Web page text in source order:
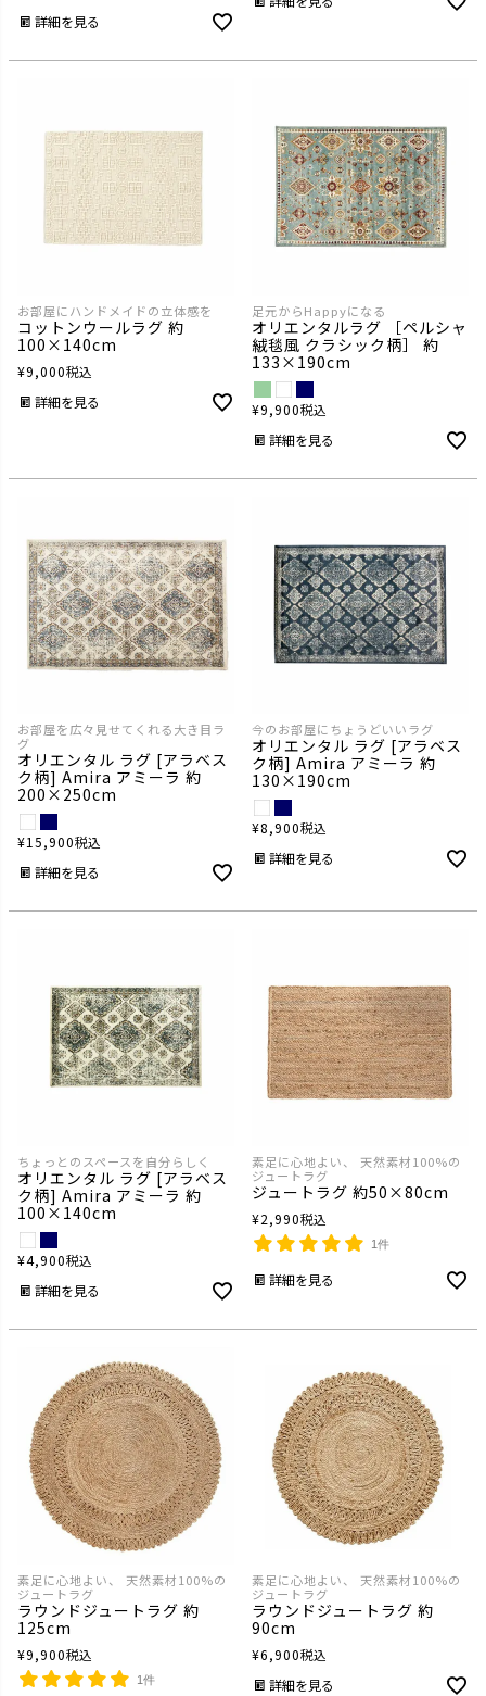
詳細を見る
お部屋にハンドメイドの立体感を
コットンウールラグ 約
100×140cm
¥9,000税込
詳細を見る
足元からHappyになる
オリエンタルラグ ［ペルシャ
絨毯風 クラシック柄］ 約
133×190cm
¥9,900税込
詳細を見る
お部屋を広々見せてくれる大き目ラ
グ
オリエンタル ラグ [アラベス
ク柄] Amira アミーラ 約
200×250cm
¥15,900税込
詳細を見る
今のお部屋にちょうどいいラグ
オリエンタル ラグ [アラベス
ク柄] Amira アミーラ 約
130×190cm
¥8,900税込
詳細を見る
ちょっとのスペースを自分らしく
オリエンタル ラグ [アラベス
ク柄] Amira アミーラ 約
100×140cm
¥4,900税込
詳細を見る
素足に心地よい、 天然素材100%の
ジュートラグ
ジュートラグ 約50×80cm
¥2,990税込
1件
詳細を見る
素足に心地よい、 天然素材100%の
ジュートラグ
ラウンドジュートラグ 約
125cm
¥9,900税込
1件
素足に心地よい、 天然素材100%の
ジュートラグ
ラウンドジュートラグ 約
90cm
¥6,900税込
詳細を見る